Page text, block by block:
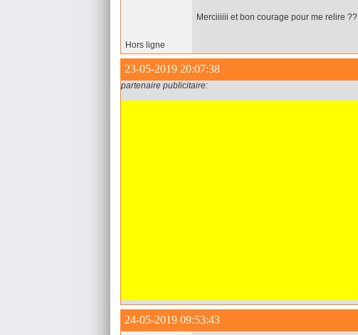
Merciiiiii et bon courage pour me relire ??
Hors ligne
23-05-2019 20:07:38
partenaire publicitaire:
24-05-2019 09:53:43